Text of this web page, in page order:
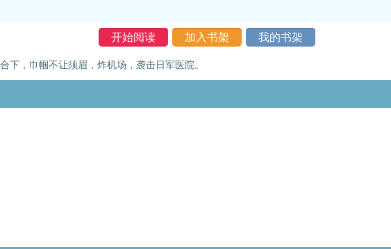
开始阅读 加入书架 我的书架
下，巾帼不让须眉，炸机场，袭击日军医院。